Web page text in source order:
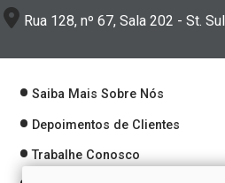
Rua 128, nº 67, Sala 202 - St.
Saiba Mais Sobre Nós
Depoimentos de Clientes
Trabalhe Conosco